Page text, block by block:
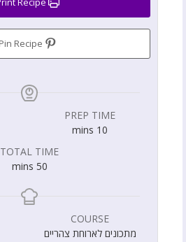
PREP TIME
10
mins
TOTAL TIME
50
mins
COURSE
מתכונים לארוחת צהריים